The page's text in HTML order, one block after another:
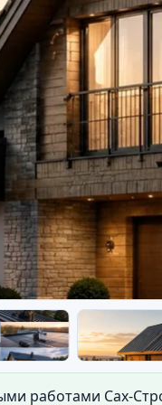
—
работами Сах-